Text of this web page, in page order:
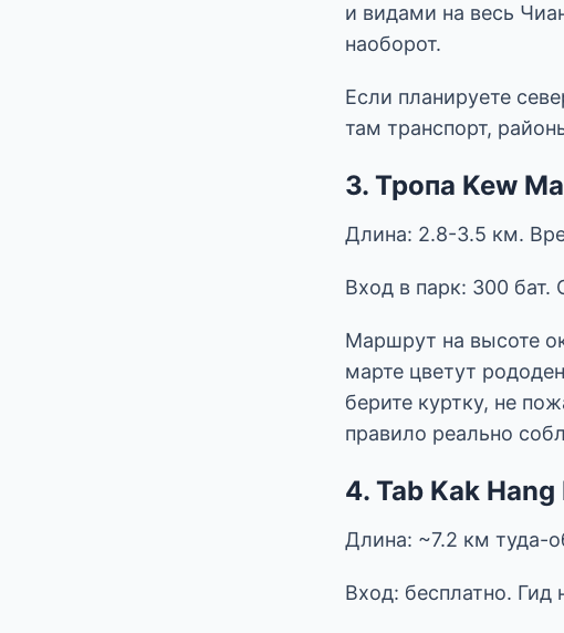
и видами на весь
наоборот.
Если планируете
там транспорт,
3. Тропа Kew
Длина: 2.8-3.5 км.
Вход в парк: 300 бат.
Маршрут на высоте
марте цветут
берите куртку, не
правило реально
4. Tab Kak
Длина: ~7.2 км туда-
Вход: бесплатно. Гид